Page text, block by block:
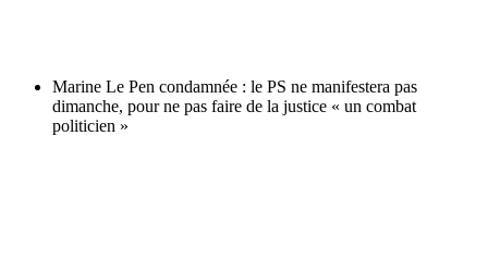
Marine Le Pen condamnée : le PS ne manifestera pas
dimanche, pour ne pas faire de la justice « un combat
politicien »